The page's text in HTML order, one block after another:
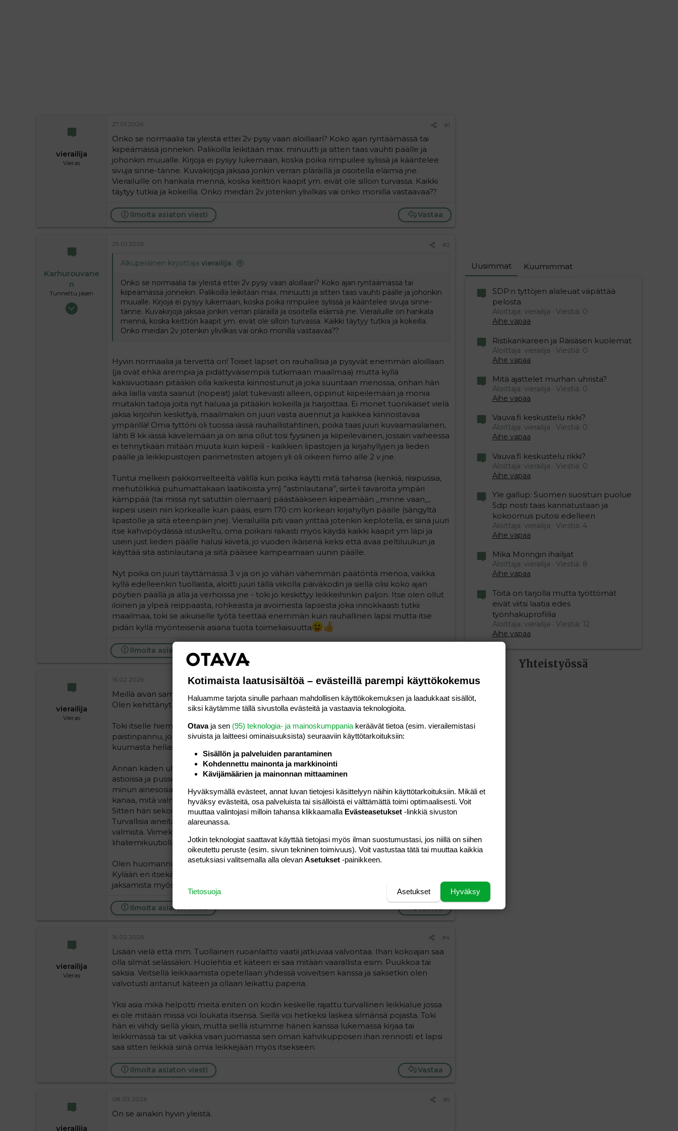
vierailija
Vieras
27.01.2026 #1
Onko se normaalia tai yleistä ettei 2v pysy vaan aloillaan? Koko ajan ryntäämässä tai
kiipeämässä jonnekin. Palikoilla leikitään max. minuutti ja sitten taas vauhti päälle ja
johonkin muualle. Kirjoja ei pysyy lukemaan, koska poika rimpuilee sylissä ja kääntelee
sivuja sinne-tänne. Kuvakirjoja jaksaa jonkin verran pläräillä ja osoitella eläimiä jne.
Vierailuille on hankala mennä, koska keittiön kaapit ym. eivät ole silloin turvassa. Kaikki
täytyy tutkia ja kokeilla. Onko meidän 2v jotenkin ylivilkas vai onko monilla vastaavaa??
Vastaa
Ilmoita asiaton viesti
Karhurouvane
n
Tunnettu jäsen
01.02.2018
29.01.2026 #2
Alkuperäinen kirjoittaja vierailija:
Onko se normaalia tai yleistä ettei 2v pysy vaan aloillaan? Koko ajan ryntäämässä tai
kiipeämässä jonnekin. Palikoilla leikitään max. minuutti ja sitten taas vauhti päälle ja johonkin
muualle. Kirjoja ei pysyy lukemaan, koska poika rimpuilee sylissä ja kääntelee sivuja sinne-
tänne. Kuvakirjoja jaksaa jonkin verran pläräillä ja osoitella eläimiä jne. Vierailuille on hankala
mennä, koska keittiön kaapit ym. eivät ole silloin turvassa. Kaikki täytyy tutkia ja kokeilla.
Onko meidän 2v jotenkin ylivilkas vai onko monilla vastaavaa??
Hyvin normaalia ja tervettä on! Toiset lapset on rauhallisia ja pysyvät enemmän aloillaan
(ja ovat ehkä arempia ja pidättyväisempiä tutkimaan maailmaa) mutta kyllä
kaksivuotiaan pitääkin olla kaikesta kiinnostunut ja joka suuntaan menossa, onhan hän
aika lailla vasta saanut (nopeat) jalat tukevasti alleen, oppinut kiipeilemään ja monia
muitakin taitoja joita nyt haluaa ja pitääkin kokeilla ja harjoittaa. Ei monet tuonikäiset vielä
jaksa kirjoihin keskittyä, maailmakin on juuri vasta auennut ja kaikkea kiinnostavaa
ympärillä! Oma tyttöni oli tuossa iässä rauhallistahtinen, poika taas juuri kuvaamasilainen,
lähti 8 kk iässä kävelemään ja on aina ollut tosi fyysinen ja kiipeileväinen, jossain vaiheessa
ei tehnytkään mitään muuta kuin kiipeili - kaikkien lipastojen ja kirjahyllyjen ja lieden
päälle ja leikkipuistojen parimetristen aitojen yli oli oikeen himo alle 2 v jne.
Tuntui melkein pakkomielteeltä välillä kun poika käytti mitä tahansa (kenkiä, riisipussia,
mehutölkkiä puhumattakaan laatikoista ym) ”astinlautana”, siirteli tavaroita ympäri
kämppää (tai missä nyt satuttiin olemaan) päästääkseen kiipeämään _minne vaan_,
kiipesi usein niin korkealle kuin pääsi, esim 170 cm korkean kirjahyllyn päälle (sängyltä
lipastolle ja siitä eteenpäin jne). Vierailuilla piti vaan yrittää jotenkin keplotella, ei siinä juuri
itse kahvipöydässä istuskeltu, oma poikani rakasti myös käydä kaikki kaapit ym läpi ja
usein just lieden päälle halusi kiivetä, jo vuoden ikäisenä keksi että avaa peltiluukun ja
käyttää sitä astinlautana ja siitä pääsee kampeamaan uunin päälle.
Nyt poika on juuri täyttämässä 3 v ja on jo vähän vähemmän päätöntä menoa, vaikka
kyllä edelleenkin tuollaista, aloitti juuri tällä viikolla päiväkodin ja siellä olisi koko ajan
pöytien päällä ja alla ja verhoissa jne - toki jo keskittyy leikkeihinkin paljon. Itse olen ollut
iloinen ja ylpeä reippaasta, rohkeasta ja avoimesta lapsesta joka innokkaasti tutkii
maailmaa, toki se aikuiselle työtä teettää enemmän kuin rauhallinen lapsi mutta itse
pidän kyllä myönteisenä asiana tuota toimeliaisuutta
Ilmoita asiaton viesti
vierailija
Vieras
16.02.2026 #3
Meillä aivan samanlainen pikkupoika nyt 2v ja 4kk. Todella vilkas ja utelias.
Olen kehittänyt hänelle tekemistä joka kiinnostaa.
Toki itselle hieman työlästä välillä, mutta esim. Kun teen ruokaa, minulla on hänelle oma
paistinpannu, jonka kanssa hän tekee omaa ruokaa turvallisen välimatkan päässä
kuumasta hellasta.
Annan käden ulottuville turvallisia ainesosia korkilla varustetuissa purkeissa, kannellisissa
astioissa ja pusseissa joita saa avata ja tehdä ruokaa siinä vieressä. Usein hän myös haluaa
minun ainesosia, niin annan hänen pannuunsa esim. Valmiiksi paistettua jauhelihaa tai
kanaa, mitä valmistankin ja varoitan että se on kuuma!
Sitten hän sekoittelee sitä omalla kauhallaan.
Turvallisia aineita joita on mahdollista maistaa ja vaikka sit antaa koiralle kun on ruoka
valmista. Viimeksi laittoi riisiä ja jauhelihaa sekä maustoi sitä maissinaksun paloilla ja
lihaliemikuutiolla jonka olin sekoittanut veteen.
Olen huomannut et tuo aktiivisuus on mahdollista kääntää iloksi.
Kylään en itsekään mielelläni mene ellei lapsiturvallinen paikka jossa isäntäväellä
jaksamista myös meidän eläväiseen seuraan.
Vastaa
Ilmoita asiaton viesti
vierailija
Vieras
16.02.2026 #4
Lisään vielä että mm. Tuollainen ruoanlaitto vaatii jatkuvaa valvontaa. Ihan kokoajan saa
olla silmät selässäkin. Huolehtia et käteen ei saa mitään vaarallista esim. Puukkoa tai
saksia. Veitsellä leikkaamista opetellaan yhdessä voiveitsen kanssa ja saksetkin olen
valvotusti antanut käteen ja ollaan leikattu paperia.
Yksi asia mikä helpotti meitä eniten on kodin keskelle rajattu turvallinen leikkialue jossa
ei ole mitään missä voi loukata itsensä. Siellä voi hetkeksi laskea silmänsä pojasta. Toki
hän ei viihdy siellä yksin, mutta siellä istumme hänen kanssa lukemassa kirjaa tai
leikkimässä tai sit vaikka vaan juomassa sen oman kahvikupposen ihan rennosti et lapsi
saa sitten leikkiä siinä omia leikkejään myös itsekseen.
Vastaa
Ilmoita asiaton viesti
vierailija
08.03.2026 #5
On se ainakin hyvin yleistä.
Uusimmat Kuumimmat
SDP:n tyttöjen alaleuat väpättää
pelosta
Aloittaja: vierailija
Viestiä: 0
Aihe vapaa
Ristikankareen ja Räisäsen kuolemat
Aloittaja: vierailija
Viestiä: 0
Aihe vapaa
Mitä ajattelet murhan uhrista?
Aloittaja: vierailija
Viestiä: 0
Aihe vapaa
Vauva.fi keskustelu rikki?
Aloittaja: vierailija
Viestiä: 0
Aihe vapaa
Vauva.fi keskustelu rikki?
Aloittaja: vierailija
Viestiä: 0
Aihe vapaa
Yle gallup: Suomen suosituin puolue
Sdp nosti taas kannatustaan ja
kokoomus putosi edelleen
Aloittaja: vierailija
Viestiä: 4
Aihe vapaa
Mika Moringin ihailijat
Aloittaja: vierailija
Viestiä: 8
Aihe vapaa
Töitä on tarjolla mutta työttömät
eivät viitsi laatia edes
työnhakuprofiilia
Aloittaja: vierailija
Viestiä: 12
Aihe vapaa
Yhteistyössä
Kotimaista laatusisältöä – evästeillä parempi käyttökokemus
Haluamme tarjota sinulle parhaan mahdollisen käyttökokemuksen ja laadukkaat sisällöt,
siksi käytämme tällä sivustolla evästeitä ja vastaavia teknologioita.
Otavaja sen (95) teknologia- ja mainoskumppania keräävät tietoa (esim. vierailemis­tasi
sivuista ja laitteesi ominaisuuk­sista) seuraaviin käyttötarkoituksiin:
Sisällön ja palveluiden parantaminen
Kohdennettu mainonta ja markkinointi
Kävijämäärien ja mainonnan mittaaminen
Hyväksymällä evästeet, annat luvan tietojesi käsittelyyn näihin käyttötarkoituksiin. Mikäli et
hyväksy evästeitä, osa palveluista tai sisällöistä ei välttämättä toimi optimaalisesti. Voit
muuttaa valintojasi milloin tahansa klikkaamalla Evästeasetukset -linkkiä sivuston
alareunassa.
Jotkin teknologiat saattavat käyttää tietojasi myös ilman suostumustasi, jos niillä on siihen
oikeutettu peruste (esim. sivun tekninen toimivuus). Voit vastustaa tätä tai muuttaa kaikkia
asetuksiasi valitsemalla alla olevan Asetukset -painikkeen.
Hyväksy
Asetukset
Tietosuoja